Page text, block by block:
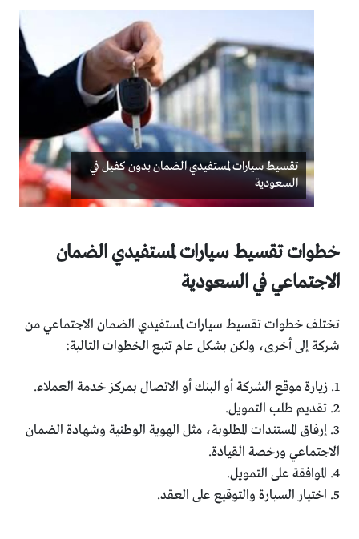
تقسيط سيارات لمستفيدي الضمان بدون كفيل في
السعودية
خطوات تقسيط سيارات لمستفيدي الضمان
الاجتماعي في السعودية
تختلف خطوات تقسيط سيارات لمستفيدي الضمان الاجتماعي من
شركة إلى أخرى، ولكن بشكل عام تتبع الخطوات التالية:
1. زيارة موقع الشركة أو البنك أو الاتصال بمركز خدمة العملاء.
2. تقديم طلب التمويل.
3. إرفاق المستندات المطلوبة، مثل الهوية الوطنية وشهادة الضمان
الاجتماعي ورخصة القيادة.
4. الموافقة على التمويل.
5. اختيار السيارة والتوقيع على العقد.